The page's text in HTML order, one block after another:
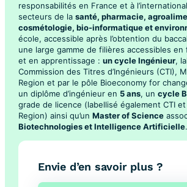
responsabilités en France et à
secteurs de la santé, pharmacie,
cosmétologie, bio-informatique et
école, accessible après l’obtention du
une large gamme de filières accessibles en
et en apprentissage : un cycle Ingénieur,
Commission des Titres d’Ingénieurs (CTI),
Region et par le pôle Bioeconomy for
un diplôme d’ingénieur en 5 ans, un cycle
grade de licence (labellisé également CTI
Region) ainsi qu’un Master of Science
Biotechnologies et Intelligence Artificielle.
Envie d’en savoir plus ?